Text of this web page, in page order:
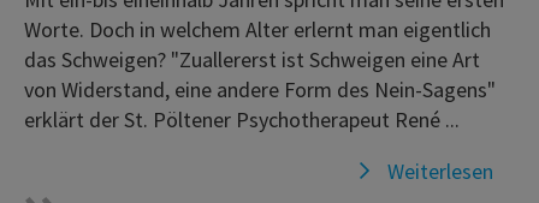
Worte. Doch in welchem Alter erlernt man eigentlich
das Schweigen? "Zuallererst ist Schweigen eine Art
von Widerstand, eine andere Form des Nein-Sagens"
erklärt der St. Pöltener Psychotherapeut René ...
Weiterlesen